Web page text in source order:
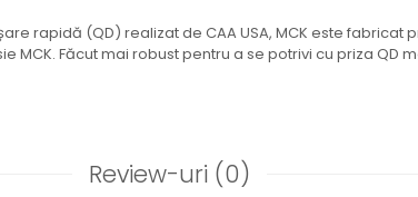
rapidă (QD) realizat de CAA USA, MCK este fabricat
MCK. Făcut mai robust pentru a se potrivi cu priza QD
Review-uri (0)